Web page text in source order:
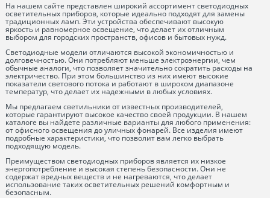
На нашем сайте представлен широкий ассортимент светодиодных
осветительных приборов, которые идеально подходят для замены
традиционных ламп. Эти устройства обеспечивают высокую
яркость и равномерное освещение, что делает их отличным
выбором для городских пространств, офисов и бытовых нужд.
Светодиодные модели отличаются высокой экономичностью и
долговечностью. Они потребляют меньше электроэнергии, чем
обычные аналоги, что позволяет значительно сократить расходы на
электричество. При этом большинство из них имеют высокие
показатели светового потока и работают в широком диапазоне
температур, что делает их надежными в любых условиях.
Мы предлагаем светильники от известных производителей,
которые гарантируют высокое качество своей продукции. В нашем
каталоге вы найдете различные варианты для любого применения:
от офисного освещения до уличных фонарей. Все изделия имеют
подробные характеристики, что позволит вам легко выбрать
подходящую модель.
Преимуществом светодиодных приборов является их низкое
энергопотребление и высокая степень безопасности. Они не
содержат вредных веществ и не нагреваются, что делает
использование таких осветительных решений комфортным и
безопасным.